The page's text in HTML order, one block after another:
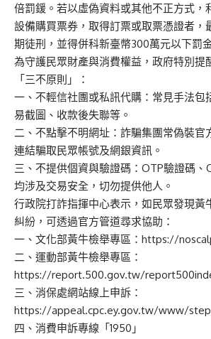
倍罰鍰。若以虛偽資料或其他不正方式，
設備購買票券，取得訂票或取票憑證者，
期徒刑，並得併科新臺幣300萬元以下罰
為守護民眾財產與消費權益，政府特別提
「三不原則」：
一、不輕信社團或私訊代購：常見手法包
易截圖、收款後失聯等。
二、不點擊不明網址：詐騙集團常偽裝官
連結騙取民眾帳號及網銀資訊。
三、不提供個資與驗證碼：OTP驗證碼、
均涉及交易安全，切勿提供他人。
行政院打詐指揮中心表示，如民眾發現黃
糾紛，可透過官方管道尋求協助：
一、文化部黃牛檢舉專區：https://
二、運動部黃牛檢舉專區：
https://report.500.gov.tw/
三、消保處網站線上申訴：
https://appeal.cpc.ey.gov.tw/www/
四、消費申訴專線「1950」